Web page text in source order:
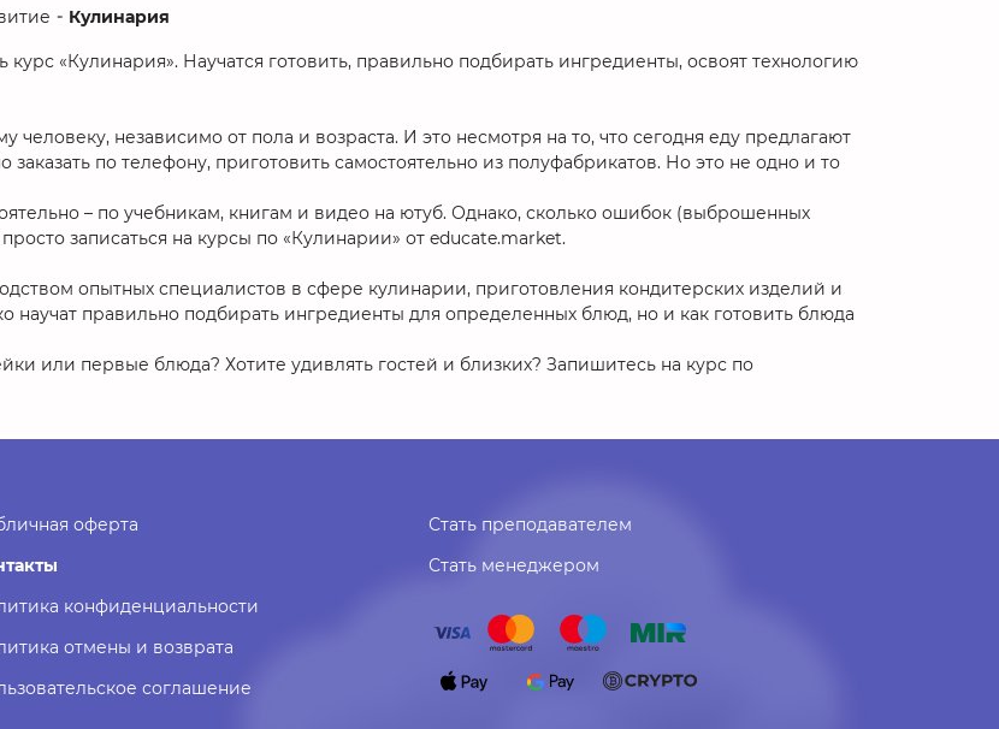
Кулинария
курс «Кулинария». Научатся готовить, правильно подбирать ингредиенты, освоят технологию
независимо от пола и возраста. И это несмотря на то, что сегодня еду предлагают
по телефону, приготовить самостоятельно из полуфабрикатов. Но это не одно и то
– по учебникам, книгам и видео на ютуб. Однако, сколько ошибок (выброшенных
записаться на курсы по «Кулинарии» от educate.market.
опытных специалистов в сфере кулинарии, приготовления кондитерских изделий и
правильно подбирать ингредиенты для определенных блюд, но и как готовить блюда
или первые блюда? Хотите удивлять гостей и близких? Запишитесь на курс по
оферта
конфиденциальности
отмены и возврата
соглашение
Стать преподавателем
Стать менеджером